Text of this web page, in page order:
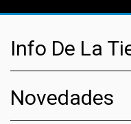
Info De La
Novedades